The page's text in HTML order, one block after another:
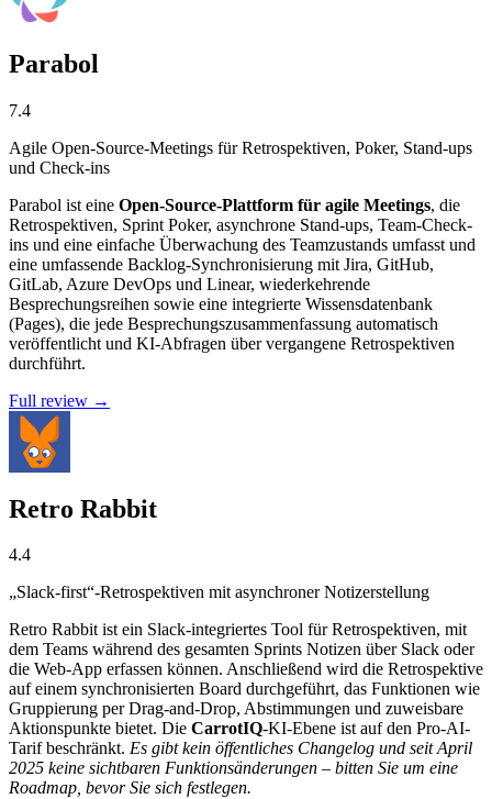
Parabol
7.4
Agile Open-Source-Meetings für Retrospektiven, Poker, Stand-ups
und Check-ins
Parabol ist eine Open-Source-Plattform für agile Meetings, die
Retrospektiven, Sprint Poker, asynchrone Stand-ups, Team-Check-
ins und eine einfache Überwachung des Teamzustands umfasst und
eine umfassende Backlog-Synchronisierung mit Jira, GitHub,
GitLab, Azure DevOps und Linear, wiederkehrende
Besprechungsreihen sowie eine integrierte Wissensdatenbank
(Pages), die jede Besprechungszusammenfassung automatisch
veröffentlicht und KI-Abfragen über vergangene Retrospektiven
durchführt.
Full review →
Retro Rabbit
4.4
„Slack-first“-Retrospektiven mit asynchroner Notizerstellung
Retro Rabbit ist ein Slack-integriertes Tool für Retrospektiven, mit
dem Teams während des gesamten Sprints Notizen über Slack oder
die Web-App erfassen können. Anschließend wird die Retrospektive
auf einem synchronisierten Board durchgeführt, das Funktionen wie
Gruppierung per Drag-and-Drop, Abstimmungen und zuweisbare
Aktionspunkte bietet. Die CarrotIQ-KI-Ebene ist auf den Pro-AI-
Tarif beschränkt. Es gibt kein öffentliches Changelog und seit April
2025 keine sichtbaren Funktionsänderungen – bitten Sie um eine
Roadmap, bevor Sie sich festlegen.